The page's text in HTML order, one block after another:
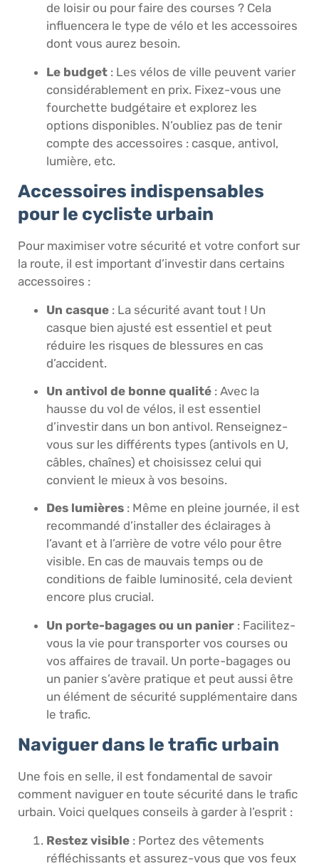
de loisir ou pour faire des courses ? Cela
influencera le type de vélo et les accessoires
dont vous aurez besoin.
Le budget : Les vélos de ville peuvent varier
considérablement en prix. Fixez-vous une
fourchette budgétaire et explorez les
options disponibles. N’oubliez pas de tenir
compte des accessoires : casque, antivol,
lumière, etc.
Accessoires indispensables
pour le cycliste urbain
Pour maximiser votre sécurité et votre confort sur
la route, il est important d’investir dans certains
accessoires :
Un casque : La sécurité avant tout ! Un
casque bien ajusté est essentiel et peut
réduire les risques de blessures en cas
d’accident.
Un antivol de bonne qualité : Avec la
hausse du vol de vélos, il est essentiel
d’investir dans un bon antivol. Renseignez-
vous sur les différents types (antivols en U,
câbles, chaînes) et choisissez celui qui
convient le mieux à vos besoins.
Des lumières : Même en pleine journée, il est
recommandé d’installer des éclairages à
l’avant et à l’arrière de votre vélo pour être
visible. En cas de mauvais temps ou de
conditions de faible luminosité, cela devient
encore plus crucial.
Un porte-bagages ou un panier : Facilitez-
vous la vie pour transporter vos courses ou
vos affaires de travail. Un porte-bagages ou
un panier s’avère pratique et peut aussi être
un élément de sécurité supplémentaire dans
le trafic.
Naviguer dans le trafic urbain
Une fois en selle, il est fondamental de savoir
comment naviguer en toute sécurité dans le trafic
urbain. Voici quelques conseils à garder à l’esprit :
Restez visible : Portez des vêtements
réfléchissants et assurez-vous que vos feux